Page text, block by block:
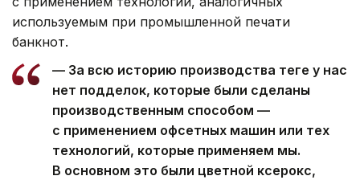
используемым при промышленной печати
банкнот.
— За всю историю производства теңге у нас
нет подделок, которые были сделаны
производственным способом —
с применением офсетных машин или тех
технологий, которые применяем мы.
В основном это были цветной ксерокс,